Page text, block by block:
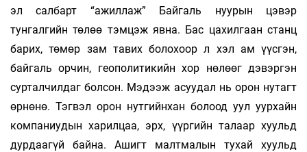
эл салбарт “ажиллаж” Байгаль нуурын цэвэр
тунгалгийн төлөө тэмцэж явна. Бас цахилгаан станц
барих, төмөр зам тавих болохоор л хэл ам үүсгэн,
байгаль орчин, геополитикийн хор нөлөөг дэвэргэн
сурталчилдаг болсон. Мэдээж асуудал нь орон нутагт
өрнөнө. Тэгвэл орон нутгийнхан болоод уул уурхайн
компаниудын харилцаа, эрх, үүргийн талаар хуульд
дурдаагүй байна. Ашигт малтмалын тухай хуульд